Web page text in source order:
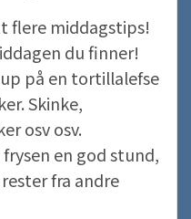
flere middagstips!
du finner!
på en tortillalefse
Skinke,
osv osv.
en god stund,
fra andre